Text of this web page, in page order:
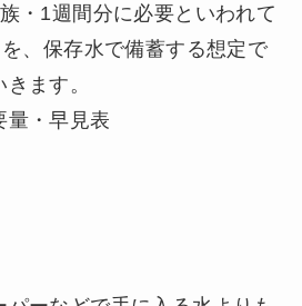
・1週間分に必要といわれて
、保存水で備蓄する想定で
ます。
量・早見表